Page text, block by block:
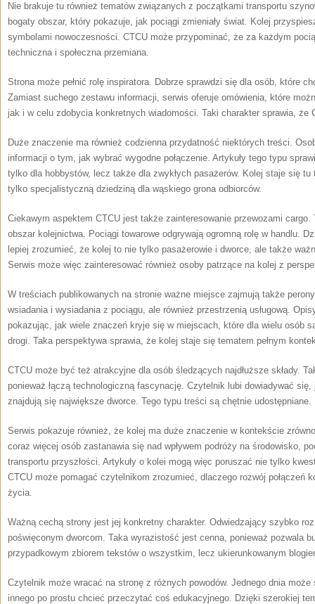
Nie brakuje tu również tematów związanych z początkami transportu
bogaty obszar, który pokazuje, jak pociągi zmieniały świat. Kolej
symbolami nowoczesności. CTCU może przypominać, że za każdym
techniczna i społeczna przemiana.
Strona może pełnić rolę inspiratora. Dobrze sprawdzi się dla osób, które
Zamiast suchego zestawu informacji, serwis oferuje omówienia, które
jak i w celu zdobycia konkretnych wiadomości. Taki charakter sprawia, że
Duże znaczenie ma również codzienna przydatność niektórych treści.
informacji o tym, jak wybrać wygodne połączenie. Artykuły tego typu
tylko dla hobbystów, lecz także dla zwykłych pasażerów. Kolej staje się
tylko specjalistyczną dziedziną dla wąskiego grona odbiorców.
Ciekawym aspektem CTCU jest także zainteresowanie przewozami
obszar kolejnictwa. Pociągi towarowe odgrywają ogromną rolę w handlu.
lepiej zrozumieć, że kolej to nie tylko pasażerowie i dworce, ale także
Serwis może więc zainteresować również osoby patrzące na kolej z
W treściach publikowanych na stronie ważne miejsce zajmują także
wsiadania i wysiadania z pociągu, ale również przestrzenią usługową.
pokazując, jak wiele znaczeń kryje się w miejscach, które dla wielu osób
drogi. Taka perspektywa sprawia, że kolej staje się tematem pełnym
CTCU może być też atrakcyjne dla osób śledzących najdłuższe składy.
ponieważ łączą technologiczną fascynację. Czytelnik lubi dowiadywać
znajdują się największe dworce. Tego typu treści są chętnie udostępniane.
Serwis pokazuje również, że kolej ma duże znaczenie w kontekście
coraz więcej osób zastanawia się nad wpływem podróży na środowisko,
transportu przyszłości. Artykuły o kolei mogą więc poruszać nie tylko
CTCU może pomagać czytelnikom zrozumieć, dlaczego rozwój połączeń
życia.
Ważną cechą strony jest jej konkretny charakter. Odwiedzający szybko
poświęconym dworcom. Taka wyrazistość jest cenna, ponieważ pozwala
przypadkowym zbiorem tekstów o wszystkim, lecz ukierunkowanym
Czytelnik może wracać na stronę z różnych powodów. Jednego dnia
innego po prostu chcieć przeczytać coś edukacyjnego. Dzięki szerokiej